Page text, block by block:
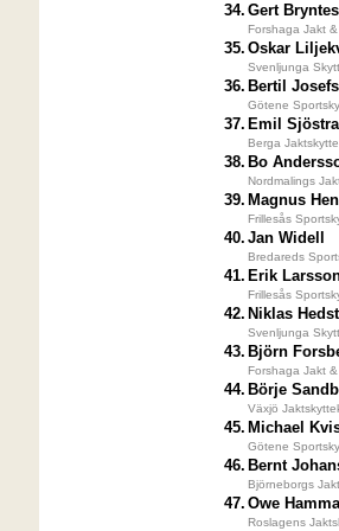
34. Gert
Forshaga Jakt
35. Oskar
Svenljunga
36. Bertil
Götene
37. Emil
Berga
38. Bo
Nordmalings
39. Magnus
Frillesås
40. Jan Widell
Bredareds
41. Erik
Frillesås
42. Niklas
Svenljunga
43. Björn
Forshaga Jakt
44. Börje
Växjö
45. Michael
Götene
46. Bernt
Björneborgs
47. Owe
Roslagens